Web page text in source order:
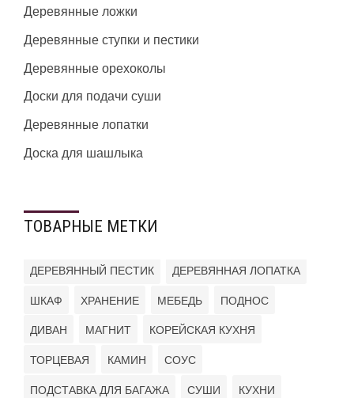
Деревянные ложки
Деревянные ступки и пестики
Деревянные орехоколы
Доски для подачи суши
Деревянные лопатки
Доска для шашлыка
ТОВАРНЫЕ МЕТКИ
ДЕРЕВЯННЫЙ ПЕСТИК
ДЕРЕВЯННАЯ ЛОПАТКА
ШКАФ
ХРАНЕНИЕ МЕБЕДЬ
ПОДНОС
ДИВАН
МАГНИТ
КОРЕЙСКАЯ КУХНЯ
ТОРЦЕВАЯ
КАМИН
СОУС
ПОДСТАВКА ДЛЯ БАГАЖА
СУШИ
КУХНИ